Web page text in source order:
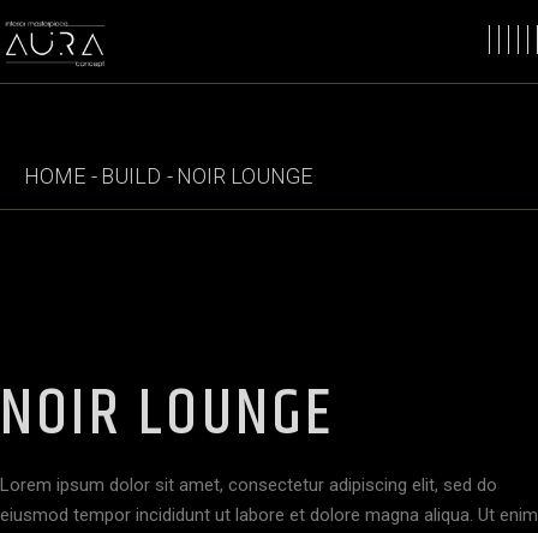
HOME BUILD NOIR LOUNGE
NOIR LOUNGE
Lorem ipsum dolor sit amet, consectetur adipiscing elit, sed do
eiusmod tempor incididunt ut labore et dolore magna aliqua. Ut enim